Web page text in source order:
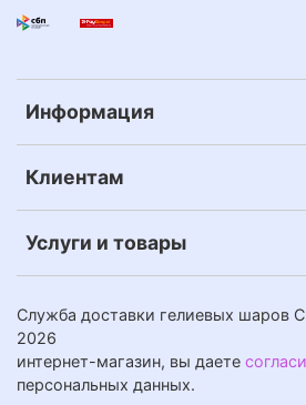
Информация
Клиентам
Услуги и товары
Служба доставки гелиевых шаров
2026
интернет-магазин, вы даете
персональных данных.